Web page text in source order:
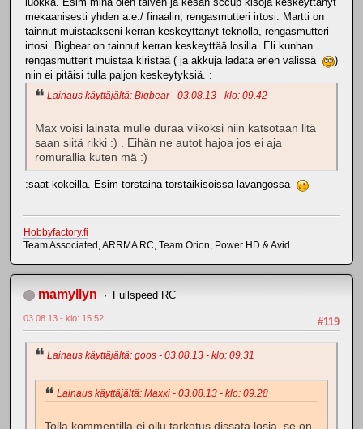
mekaanisesti yhden a.e./ finaalin, rengasmutteri irtosi. Martti on
tainnut muistaakseni kerran keskeyttänyt teknolla, rengasmutteri
irtosi. Bigbear on tainnut kerran keskeyttää losilla. Eli kunhan
rengasmutterit muistaa kiristää ( ja akkuja ladata erien välissä
)
niin ei pitäisi tulla paljon keskeytyksiä. :
Lainaus käyttäjältä: Bigbear - 03.08.13 - klo: 09.42
Max voisi lainata mulle duraa viikoksi niin katsotaan litä
saan siitä rikki :) . Eihän ne autot hajoa jos ei aja
romurallia kuten mä :)
:saat kokeilla. Esim torstaina torstaikisoissa lavangossa
Hobbyfactory.fi
Team Associated, ARRMA RC, Team Orion, Power HD & Avid
mamyllyn Fullspeed RC
#119
03.08.13 - klo: 15.52
Lainaus käyttäjältä: goos - 03.08.13 - klo: 09.31
Lainaus käyttäjältä: Maxxi - 03.08.13 - klo: 09.28
Tolla kommentilla ei ollu tarkotus dissata losia, se on